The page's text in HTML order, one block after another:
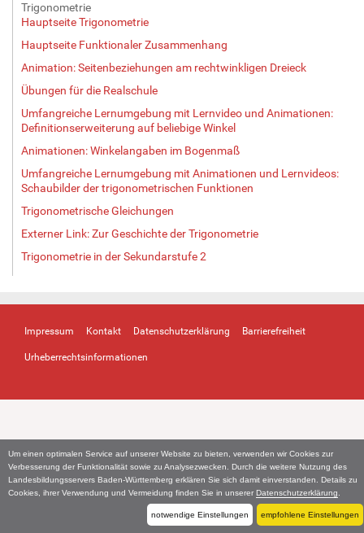
Um einen optimalen Service auf unserer Website zu bieten, verwenden wir Cookies zur
Verbesserung der Funktionalität sowie zu Analysezwecken. Durch die weitere Nutzung des
Landesbildungsservers Baden-Württemberg erklären Sie sich damit einverstanden. Details zu
Cookies, ihrer Verwendung und Vermeidung finden Sie in unserer Datenschutzerklärung
notwendige Einstellungen empfohlene Einstellungen
Trigonometrie
Hauptseite Trigonometrie
Hauptseite Funktionaler Zusammenhang
Animation: Seitenbeziehungen am rechtwinkligen Dreieck
Übungen für die Realschule
Umfangreiche Lernumgebung mit Lernvideo und Animationen:
Definitionserweiterung auf beliebige Winkel
Animationen: Winkelangaben im Bogenmaß
Umfangreiche Lernumgebung mit Animationen und Lernvideos:
Schaubilder der trigonometrischen Funktionen
Trigonometrische Gleichungen
Externer Link: Zur Geschichte der Trigonometrie
Trigonometrie in der Sekundarstufe 2
Impressum Kontakt Datenschutzerklärung Barrierefreiheit
Urheberrechtsinformationen